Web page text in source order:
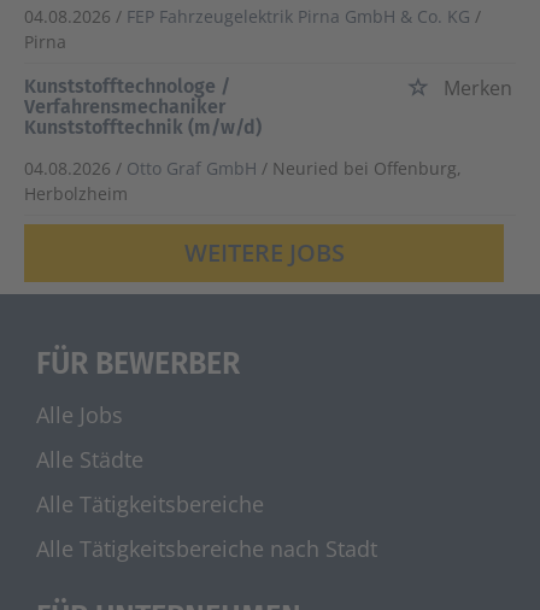
04.08.2026 / FEP Fahrzeugelektrik Pirna GmbH & Co. KG /
Pirna
Kunststofftechnologe /
Verfahrensmechaniker
Kunststofftechnik (m/w/d)
Merken
04.08.2026 / Otto Graf GmbH / Neuried bei Offenburg,
Herbolzheim
WEITERE JOBS
FÜR BEWERBER
Alle Jobs
Alle Städte
Alle Tätigkeitsbereiche
Alle Tätigkeitsbereiche nach Stadt